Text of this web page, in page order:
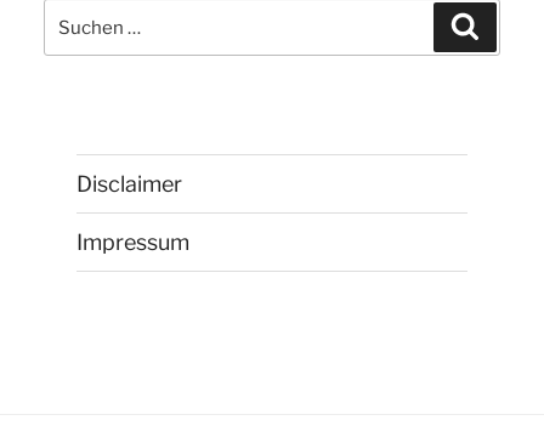
Suchen
nach:
Disclaimer
Impressum